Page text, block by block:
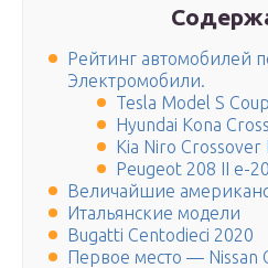
Рейтинг автомобилей
Электромобили.
Tesla Model S
Hyundai Kona
Kia Niro
Peugeot 208 II e-
Величайшие
Итальянские модели
Bugatti Centodieci 2020
Первое место — Nissan